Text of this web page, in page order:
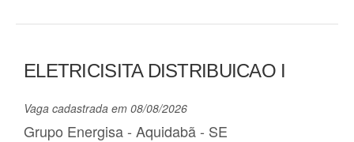
ELETRICISITA DISTRIBUICAO I
Vaga cadastrada em 08/08/2026
Grupo Energisa - Aquidabã - SE